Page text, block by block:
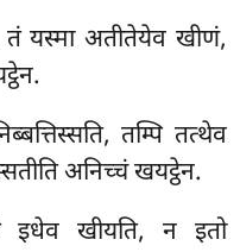
यस्मा अतीतेयेव खीणं,
तम्पि तत्थेव
अनिच्चं खयट्ठेन.
खीयति, न इतो